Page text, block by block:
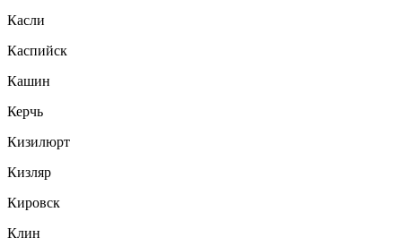
Касли
Каспийск
Кашин
Керчь
Кизилюрт
Кизляр
Кировск
Клин